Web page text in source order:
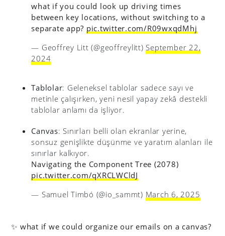
what if you could look up driving times
between key locations, without switching to a
separate app? pic.twitter.com/R09wxqdMhj
— Geoffrey Litt (@geoffreylitt) September 22,
2024
Tablolar: Geleneksel tablolar sadece sayı ve
metinle çalışırken, yeni nesil yapay zekâ destekli
tablolar anlamı da işliyor.
Canvas: Sınırları belli olan ekranlar yerine,
sonsuz genişlikte düşünme ve yaratım alanları ile
sınırlar kalkıyor.
Navigating the Component Tree (2078)
pic.twitter.com/qXRCLWCldJ
— Samuel Timbó (@io_sammt) March 6, 2025
✨ what if we could organize our emails on a canvas?